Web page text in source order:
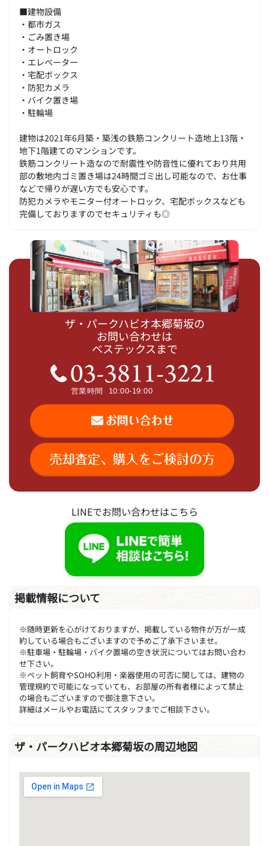
■建物設備
・都市ガス
・ごみ置き場
・オートロック
・エレベーター
・宅配ボックス
・防犯カメラ
・バイク置き場
・駐輪場
建物は2021年6月築・築浅の鉄筋コンクリート造地上13階・
地下1階建てのマンションです。
鉄筋コンクリート造なので耐震性や防音性に優れており共用
部の敷地内ゴミ置き場は24時間ゴミ出し可能なので、お仕事
などで帰りが遅い方でも安心です。
防犯カメラやモニター付オートロック、宅配ボックスなども
完備しておりますのでセキュリティも◎
ザ・パークハビオ本郷菊坂の
お問い合わせは
ベステックスまで
LINEでお問い合わせはこちら
掲載情報について
※随時更新を心がけておりますが、掲載している物件が万が一成
約している場合もございますので予めご了承下さいませ。
※駐車場・駐輪場・バイク置場の空き状況についてはお問い合わ
せ下さい。
※ペット飼育やSOHO利用・楽器使用の可否に関しては、建物の
管理規約で可能になっていても、お部屋の所有者様によって禁止
の場合もございますので御注意下さい。
詳細はメールやお電話にてスタッフまでご相談下さい。
ザ・パークハビオ本郷菊坂の周辺地図